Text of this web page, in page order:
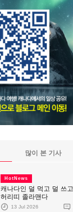
많이 본 기사
HotNews
캐나다인 덜 먹고 덜 쓰고
허리띠 졸라맨다
13 Jul 2026